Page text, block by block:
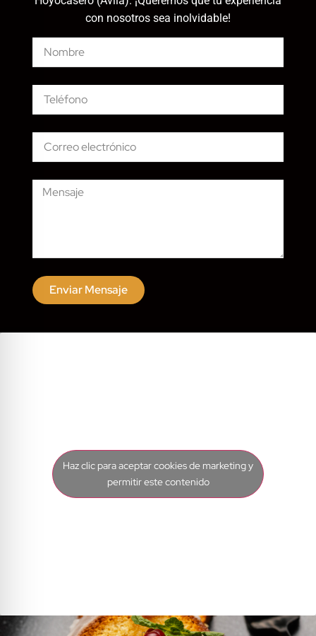
con nosotros sea inolvidable!
Enviar Mensaje
Haz clic para aceptar cookies de marketing y
permitir este contenido